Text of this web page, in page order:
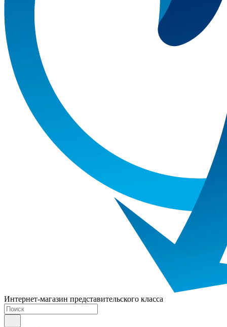
Интернет-магазин представительского класса